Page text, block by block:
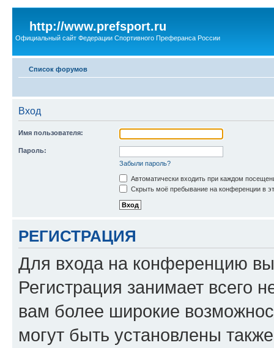
http://www.prefsport.ru
Официальный сайт Федерации Спортивного Преферанса России
Список форумов
Вход
Имя пользователя:
Пароль:
Забыли пароль?
Автоматически входить при каждом
Скрыть моё пребывание на конференции в
РЕГИСТРАЦИЯ
Для входа на конференцию
Регистрация занимает всего
вам более широкие
могут быть установлены